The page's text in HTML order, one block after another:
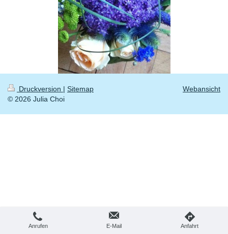
Druckversion | Sitemap
© 2026 Julia Choi
Webansicht
Anrufen E-Mail Anfahrt